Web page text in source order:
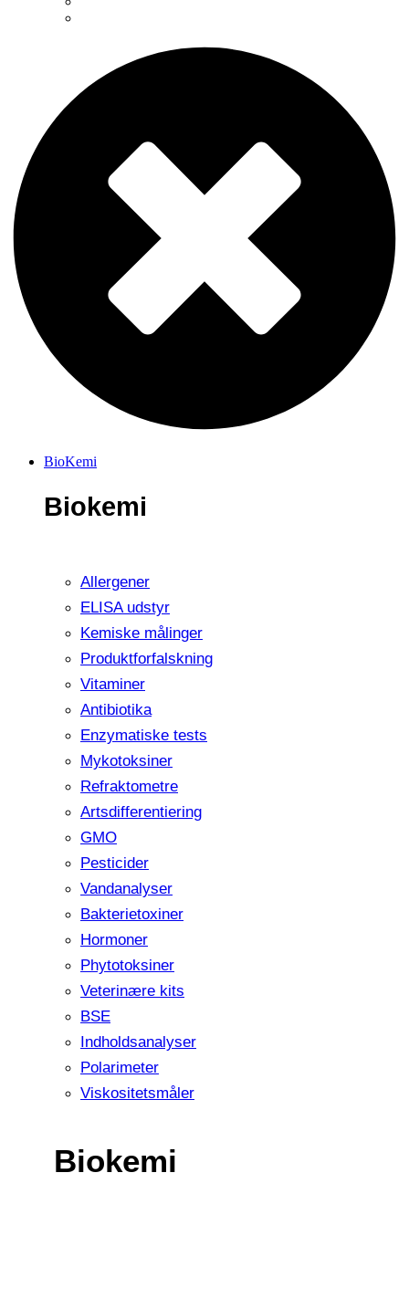
BioKemi
Biokemi
Allergener
ELISA udstyr
Kemiske målinger
Produktforfalskning
Vitaminer
Antibiotika
Enzymatiske tests
Mykotoksiner
Refraktometre
Artsdifferentiering
GMO
Pesticider
Vandanalyser
Bakterietoxiner
Hormoner
Phytotoksiner
Veterinære kits
BSE
Indholdsanalyser
Polarimeter
Viskositetsmåler
Biokemi